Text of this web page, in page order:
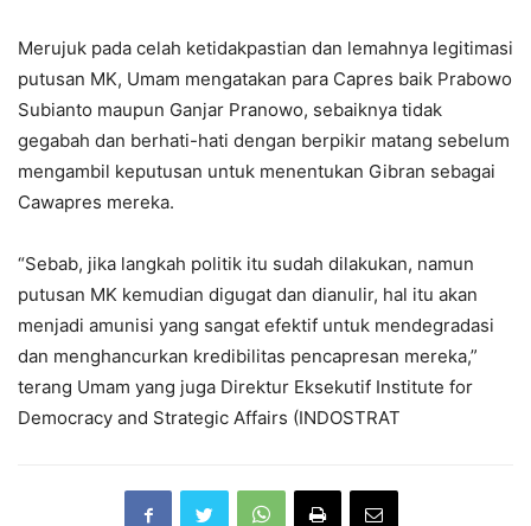
Merujuk pada celah ketidakpastian dan lemahnya legitimasi
putusan MK, Umam mengatakan para Capres baik Prabowo
Subianto maupun Ganjar Pranowo, sebaiknya tidak
gegabah dan berhati-hati dengan berpikir matang sebelum
mengambil keputusan untuk menentukan Gibran sebagai
Cawapres mereka.
“Sebab, jika langkah politik itu sudah dilakukan, namun
putusan MK kemudian digugat dan dianulir, hal itu akan
menjadi amunisi yang sangat efektif untuk mendegradasi
dan menghancurkan kredibilitas pencapresan mereka,”
terang Umam yang juga Direktur Eksekutif Institute for
Democracy and Strategic Affairs (INDOSTRAT